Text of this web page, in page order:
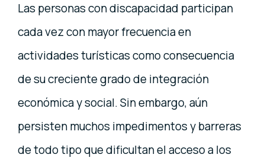
Las personas con discapacidad participan
cada vez con mayor frecuencia en
actividades turísticas como consecuencia
de su creciente grado de integración
económica y social. Sin embargo, aún
persisten muchos impedimentos y barreras
de todo tipo que dificultan el acceso a los